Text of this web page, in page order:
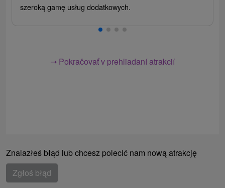
szeroką gamę usług dodatkowych.
➝ Pokračovať v prehliadaní atrakcií
Znalazłeś błąd lub chcesz polecić nam nową atrakcję
Zgłoś błąd